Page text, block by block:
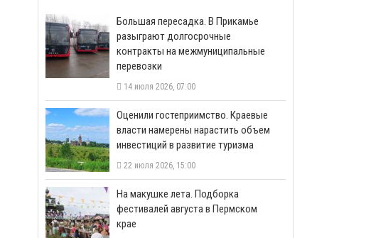
Большая пересадка. В Прикамье
разыграют долгосрочные
контракты на межмуниципальные
перевозки
14 июля 2026, 07:00
Оценили гостеприимство. Краевые
власти намерены нарастить объем
инвестиций в развитие туризма
22 июля 2026, 15:00
На макушке лета. Подборка
фестивалей августа в Пермском
крае